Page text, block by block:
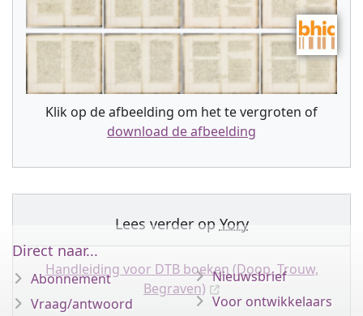
Klik op de afbeelding om het te vergroten of
download de afbeelding
Lees verder op Yory
Handleiding voor DTB boeken (Doop, Trouw,
Begraven)
Direct naar...
Abonnement
Vraag/antwoord
Nieuwsbrief
Voor ontwikkelaars